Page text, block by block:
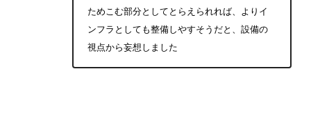
ためこむ部分としてとらえられれば、よりイ
ンフラとしても整備しやすそうだと、設備の
視点から妄想しました